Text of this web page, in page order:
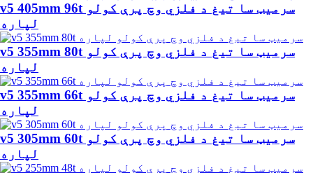
v5 405mm 96t سرمیټ سا تیغ د فلزي وچ پرې کولو
لپاره
v5 355mm 80t سرمیټ سا تیغ د فلزي وچ پرې کولو
لپاره
v5 355mm 66t سرمیټ سا تیغ د فلزي وچ پرې کولو
لپاره
v5 305mm 60t سرمیټ سا تیغ د فلزي وچ پرې کولو
لپاره